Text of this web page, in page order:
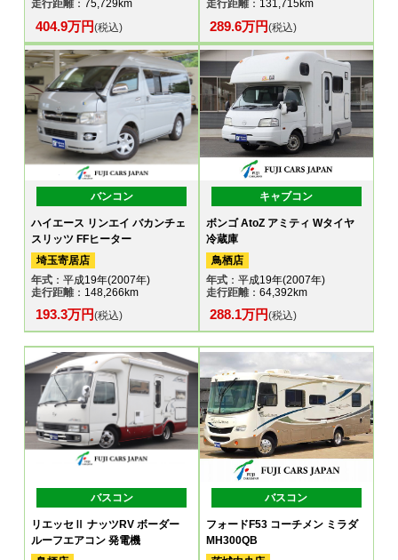
走行距離：75,729km
404.9万円(税込)
走行距離：131,715km
289.6万円(税込)
バンコン
ハイエース リンエイ バカンチェ
スリッツ FFヒーター
埼玉寄居店
年式 ：平成19年(2007年)
走行距離：148,266km
193.3万円(税込)
キャブコン
ボンゴ AtoZ アミティ Wタイヤ
冷蔵庫
鳥栖店
年式：平成19年(2007年)
走行距離：64,392km
288.1万円(税込)
バスコン
リエッセⅡ ナッツRV ボーダー
ルーフエアコン 発電機
バスコン
フォードF53 コーチメン ミラダ
MH300QB